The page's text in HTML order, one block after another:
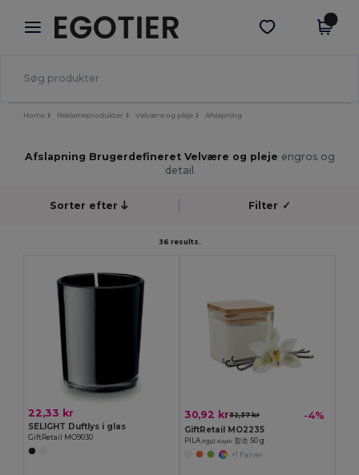
× Egotier-app
Bedre priser i appen!
Hent app
Home Reklameprodukter Velvære og pleje Afslapning
Afslapning Brugerdefineret Velvære og pleje engros og
detail
Sorter efter Filter ✓
36 results.
22,33 kr
SELIGHT Duftlys i glas
GiftRetail MO9030
30,92 kr32,37 kr -4%
GiftRetail MO2235
PILA சதுர வடிவ 향초 50 g
+1 Farver